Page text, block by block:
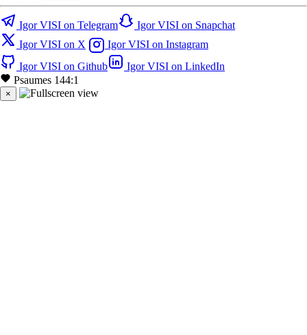
Igor VISI on Telegram
Igor VISI on Snapchat
Igor VISI on X
Igor VISI on Instagram
Igor VISI on Github
Igor VISI on LinkedIn
Psaumes 144:1
×